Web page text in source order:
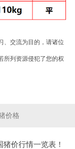
、交流为目的，请诸位
所列资源侵犯了您的权
价格
价行情一览表！